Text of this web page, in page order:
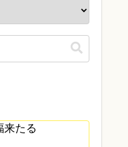
来たる